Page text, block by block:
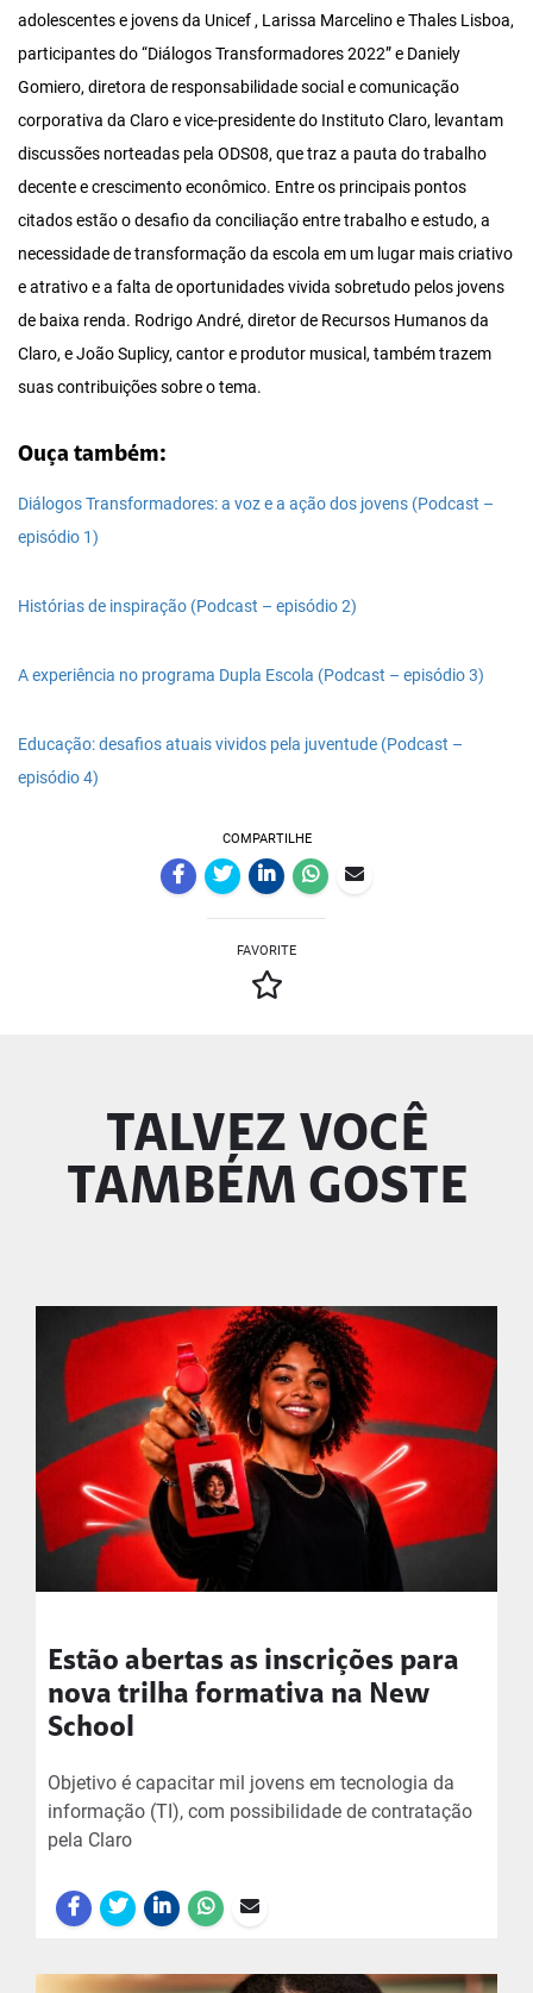
adolescentes e jovens da Unicef , Larissa Marcelino e Thales Lisboa,
participantes do “Diálogos Transformadores 2022” e Daniely
Gomiero, diretora de responsabilidade social e comunicação
corporativa da Claro e vice-presidente do Instituto Claro, levantam
discussões norteadas pela ODS08, que traz a pauta do trabalho
decente e crescimento econômico. Entre os principais pontos
citados estão o desafio da conciliação entre trabalho e estudo, a
necessidade de transformação da escola em um lugar mais criativo
e atrativo e a falta de oportunidades vivida sobretudo pelos jovens
de baixa renda. Rodrigo André, diretor de Recursos Humanos da
Claro, e João Suplicy, cantor e produtor musical, também trazem
suas contribuições sobre o tema.
Ouça também:
Diálogos Transformadores: a voz e a ação dos jovens (Podcast –
episódio 1)
Histórias de inspiração (Podcast – episódio 2)
A experiência no programa Dupla Escola (Podcast – episódio 3)
Educação: desafios atuais vividos pela juventude (Podcast –
episódio 4)
COMPARTILHE
FAVORITE
TALVEZ VOCÊ
TAMBÉM GOSTE
Estão abertas as inscrições para
nova trilha formativa na New
School
Objetivo é capacitar mil jovens em tecnologia da
informação (TI), com possibilidade de contratação
pela Claro